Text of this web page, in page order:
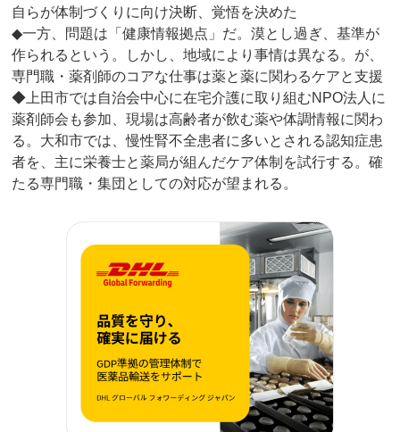
自らが体制づくりに向け決断、覚悟を決めた
◆一方、問題は「健康情報拠点」だ。漠とし過ぎ、基準が
作られるという。しかし、地域により事情は異なる。が、
専門職・薬剤師のコアな仕事は薬と薬に関わるケアと支援
◆上田市では自治会中心に在宅介護に取り組むNPO法人に
薬剤師会も参加、現場は高齢者が飲む薬や体調情報に関わ
る。大和市では、慢性腎不全患者に多いとされる認知症患
者を、主に栄養士と薬局が組んだケア体制を試行する。確
たる専門職・集団としての対応が望まれる。